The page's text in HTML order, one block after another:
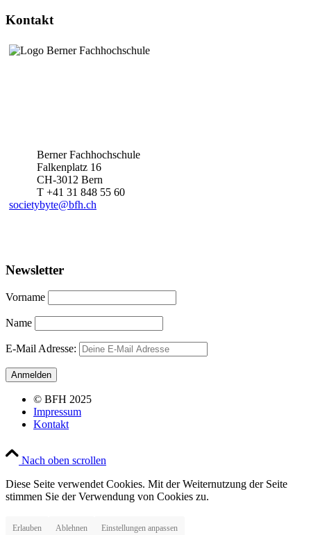
Kontakt
Berner Fachhochschule
Falkenplatz 16
CH-3012 Bern
T +41 31 848 55 60
societybyte@bfh.ch
Newsletter
Vorname
Name
E-Mail Adresse:
© BFH 2025
Impressum
Kontakt
Nach oben scrollen
Diese Seite verwendet Cookies. Mit der Weiternutzung der Seite
stimmen Sie der Verwendung von Cookies zu.
Erlauben Ablehnen Einstellungen anpassen